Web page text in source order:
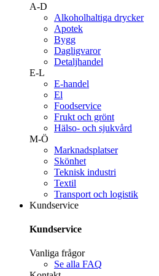
A-D
Alkoholhaltiga drycker
Apotek
Bygg
Dagligvaror
Detaljhandel
E-L
E-handel
El
Foodservice
Frukt och grönt
Hälso- och sjukvård
M-Ö
Marknadsplatser
Skönhet
Teknisk industri
Textil
Transport och logistik
Kundservice
Kundservice
Vanliga frågor
Se alla FAQ